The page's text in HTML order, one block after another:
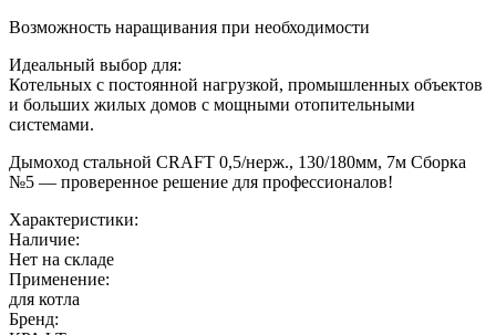
Возможность наращивания при необходимости
Идеальный выбор для:
Котельных с постоянной нагрузкой, промышленных объектов
и больших жилых домов с мощными отопительными
системами.
Дымоход стальной CRAFT 0,5/нерж., 130/180мм, 7м Сборка
№5 — проверенное решение для профессионалов!
Характеристики:
Наличие:
Нет на складе
Применение:
для котла
Бренд: